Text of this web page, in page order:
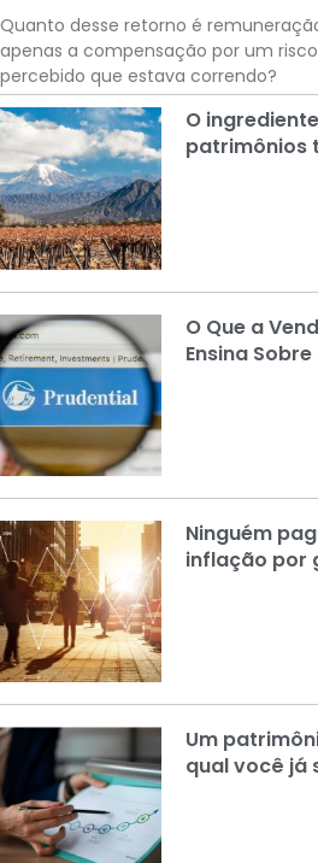
Quanto desse retorno é
apenas a compensação por um
percebido que estava correndo?
O
patrimônios
O Que a
Ensina
Ninguém
inflação por
Um
qual você já